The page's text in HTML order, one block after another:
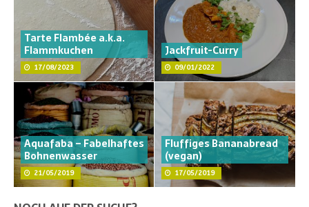
Tarte Flambée a.k.a.
Flammkuchen
17/08/2023
Jackfruit-Curry
09/01/2022
Aquafaba – Fabelhaftes
Bohnenwasser
21/05/2019
Fluffiges Bananabread
(vegan)
17/05/2019